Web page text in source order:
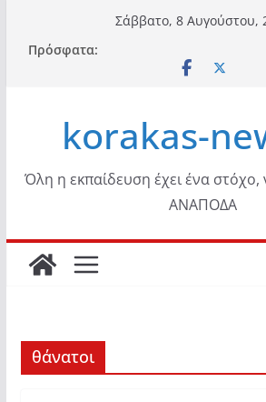
περιεχόμενο
Σάββατο, 8 Αυγούστου,
Πρόσφατα:
korakas-
Όλη η εκπαίδευση έχει ένα
ΑΝΑΠΟΔΑ
θάνατοι